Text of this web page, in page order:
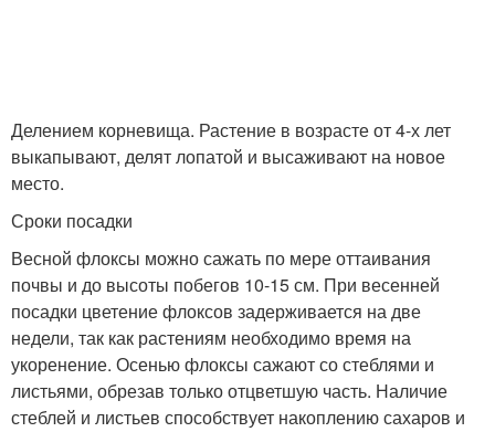
Делением корневища. Растение в возрасте от 4-х лет
выкапывают, делят лопатой и высаживают на новое
место.
Сроки посадки
Весной флоксы можно сажать по мере оттаивания
почвы и до высоты побегов 10-15 см. При весенней
посадки цветение флоксов задерживается на две
недели, так как растениям необходимо время на
укоренение. Осенью флоксы сажают со стеблями и
листьями, обрезав только отцветшую часть. Наличие
стеблей и листьев способствует накоплению сахаров и